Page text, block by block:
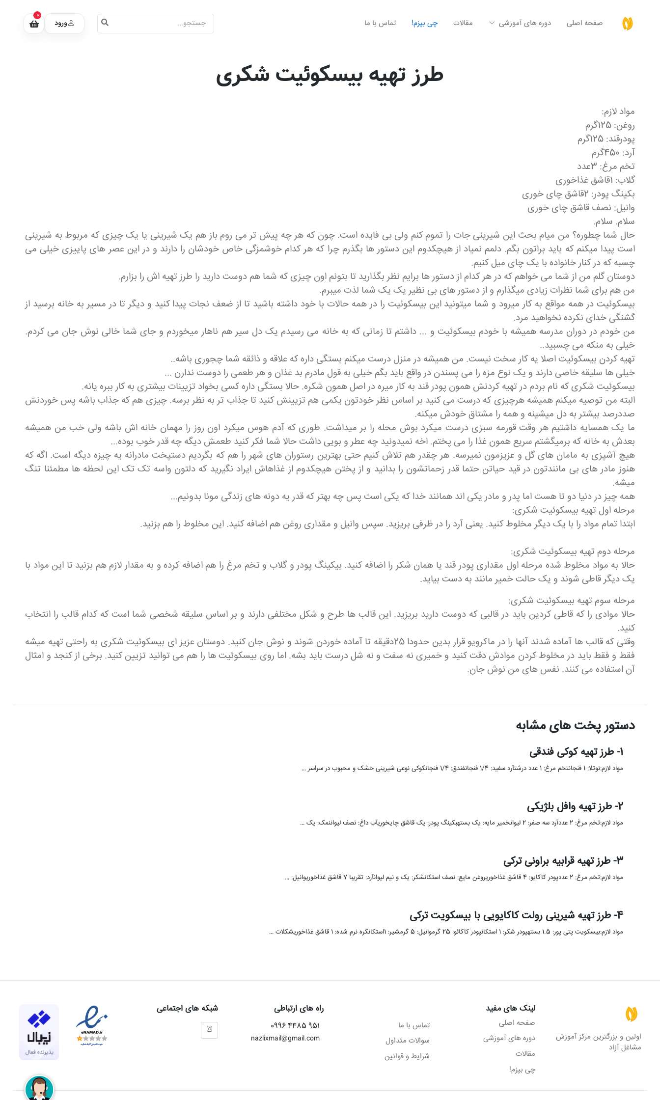
صفحه اصلی دوره های آموزشی مقالات چی بپزم! تماس با ما ورود
0
طرز تهیه بیسکوئیت شکری
مواد لازم:
روغن: 125گرم
پودرقند: 125گرم
آرد: 450گرم
تخم مرغ: 3عدد
گلاب: 1قاشق غذاخوری
بکینگ پودر: 2قاشق چای خوری
وانیل: نصف قاشق چای خوری
سلام. سلام.
حال شما چطوره؟ من میام بحث این شیرینی جات را تموم کنم ولی بی فایده است. چون که هر چه پیش تر می روم باز هم یک شیرینی یا یک چیزی که مربوط به شیرینی
است پیدا میکنم که باید براتون بگم. دلمم نمیاد از هیچکدوم این دستور ها بگذرم چرا که هر کدام خوشمزگی خاص خودشان را دارند و در این عصر های پاییزی خیلی می
چسبه که در کنار خانواده با یک چای میل کنیم.
دوستان گلم من از شما می خواهم که در هر کدام از دستور ها برایم نظر بگذارید تا بتونم اون چیزی که شما هم دوست دارید را طرز تهیه اش را بزارم.
من هم برای شما نظرات زیادی میگذارم و از دستور های بی نظیر یک یک شما لذت میبرم.
بیسکوئیت در همه مواقع به کار میرود و شما میتونید این بیسکوئیت را در همه حالات با خود داشته باشید تا از ضعف نجات پیدا کنید و دیگر تا در مسیر به خانه برسید از
گشنگی خدای نکرده نخواهید مرد.
من خودم در دوران مدرسه همیشه با خودم بیسکوئیت و ... داشتم تا زمانی که به خانه می رسیدم یک دل سیر هم ناهار میخوردم و جای شما خالی نوش جان می کردم.
خیلی به منکه می چسبید..
تهیه کردن بیسکوئیت اصلا یه کار سخت نیست. من همیشه در منزل درست میکنم بستگی داره که علاقه و ذائقه شما چجوری باشه..
خیلی ها سلیقه خاصی دارند و یک نوع مزه را می پسندن در واقع باید بگم خیلی به قول مادرم بد غذان و هر طعمی را دوست ندارن ...
بیسکوئیت شکری که نام بردم در تهیه کردنش همون پودر قند به کار میره در اصل همون شکره. حالا بستگی داره کسی بخواد تزیینات بیشتری به کار ببره یانه.
البته من توصیه میکنم همیشه هرچیزی که درست می کنید بر اساس نظر خودتون یکمی هم تزیینش کنید تا جذاب تر به نظر برسه. چیزی هم که جذاب باشه پس خوردنش
صددرصد بیشتر به دل میشینه و همه را مشتاق خودش میکنه.
ما یک همسایه داشتیم هر وقت قورمه سبزی درست میکرد بوش محله را بر میداشت. طوری که آدم هوس میکرد اون روز را مهمان خانه اش باشه ولی خب من همیشه
بعدش به خانه که برمیگشتم سریع همون غذا را می پختم. اخه نمیدونید چه عطر و بویی داشت حالا شما فکر کنید طعمش دیگه چه قدر خوب بوده...
هیچ آشپزی به مامان های گل و عزیزمون نمیرسه. هر چقدر هم تلاش کنیم حتی بهترین رستوران های شهر را هم که بگردیم دستپخت مادرانه یه چیزه دیگه است. اگه که
هنوز مادر های بی مانندتون در قید حیاتن حتما قدر زحماتشون را بدانید و از پختن هیچکدوم از غذاهاش ایراد نگیرید که دلتون واسه تک تک این لحظه ها مطمئنا تنگ
میشه.
همه چیز در دنیا دو تا هست اما پدر و مادر یکی اند همانند خدا که یکی است پس چه بهتر که قدر یه دونه های زندگی مونا بدونیم...
مرحله اول تهیه بیسکوئیت شکری:
ابتدا تمام مواد را با یک دیگر مخلوط کنید. یعنی آرد را در ظرفی بریزید. سپس وانیل و مقداری روغن هم اضافه کنید. این مخلوط را هم بزنید.
مرحله دوم تهیه بیسکوئیت شکری:
حالا به مواد مخلوط شده مرحله اول مقداری پودر قند یا همان شکر را اضافه کنید. بیکینگ پودر و گلاب و تخم مرغ را هم اضافه کرده و به مقدار لازم هم بزنید تا این مواد با
یک دیگر قاطی شوند و یک حالت خمیر مانند به دست بیاید.
مرحله سوم تهیه بیسکوئیت شکری:
حالا موادی را که قاطی کردین باید در قالبی که دوست دارید بریزید. این قالب ها طرح و شکل مختلفی دارند و بر اساس سلیقه شخصی شما است که کدام قالب را انتخاب
کنید.
وقتی که قالب ها آماده شدند آنها را در ماکرویو قرار بدین حدودا 25دقیقه تا آماده خوردن شوند و نوش جان کنید. دوستان عزیز ای بیسکوئیت شکری به راحتی تهیه میشه
فقط و فقط باید در مخلوط کردن موادش دقت کنید و خمیری نه سفت و نه شل درست باید بشه. اما روی بیسکوئیت ها را هم می توانید تزیین کنید. برخی از کنجد و امثال
آن استفاده می کنند. نفس های من نوش جان.
دستور پخت های مشابه
1- طرز تهیه کوکی فندقی
مواد لازم:نوتلا: 1 فنجانتخم مرغ: 1 عدد درشتآرد سفید: 1/4 فنجانفندق: 1/4 فنجانکوکی نوعی شیرینی خشک و محبوب در سراسر …
2- طرز تهیه وافل بلژیکی
مواد لازم:تخم مرغ: 2 عددآرد سه صفر: 2 لیوانخمیر مایه: یک بستهبکینگ پودر: یک قاشق چایخوریآب داغ: نصف لیواننمک: یک …
3- طرز تهیه قرابیه براونی ترکی
مواد لازم:تخم مرغ: 2 عددپودر کاکایو: 4 قاشق غذاخوریروغن مایع: نصف استکانشکر: یک و نیم لیوانآرد: تقریبا 7 قاشق غذاخوریوانیل: …
4- طرز تهیه شیرینی رولت کاکایویی با بیسکویت ترکی
مواد لازم:بیسکویت پتی پور: 1.5 بستهپودر شکر: 1 استکانپودر کاکائو: 25 گرموانیل: 5 گرمشیر: 1استکانکره نرم شده: 1 قاشق غذاخوریشکلات …
اولین و بزرگترین مرکز آموزش
مشاغل آزاد
لینک های مفید
صفحه اصلی
دوره های آموزشی
مقالات
چی بپزم!
تماس با ما
سوالات متداول
شرایط و قوانین
راه های ارتباطی
951 4485 0996
nazlixmail@gmail.com
شبکه های اجتماعی